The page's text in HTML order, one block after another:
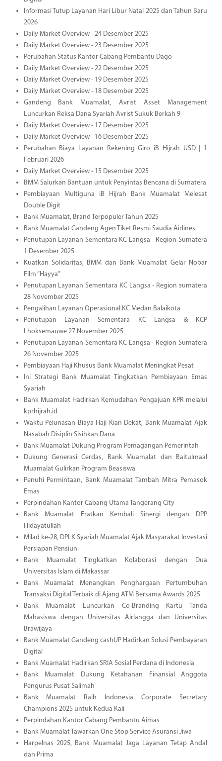
Informasi Tutup Layanan Hari Libur Natal 2025 dan Tahun Baru
2026
Daily Market Overview - 24 Desember 2025
Daily Market Overview - 23 Desember 2025
Perubahan Status Kantor Cabang Pembantu Dago
Daily Market Overview - 22 Desember 2025
Daily Market Overview - 19 Desember 2025
Daily Market Overview - 18 Desember 2025
Gandeng Bank Muamalat, Avrist Asset Management
Luncurkan Reksa Dana Syariah Avrist Sukuk Berkah 9
Daily Market Overview - 17 Desember 2025
Daily Market Overview - 16 Desember 2025
Perubahan Biaya Layanan Rekening Giro iB Hijrah USD | 1
Februari 2026
Daily Market Overview - 15 Desember 2025
BMM Salurkan Bantuan untuk Penyintas Bencana di Sumatera
Pembiayaan Multiguna iB Hijrah Bank Muamalat Melesat
Double Digit
Bank Muamalat, Brand Terpopuler Tahun 2025
Bank Muamalat Gandeng Agen Tiket Resmi Saudia Airlines
Penutupan Layanan Sementara KC Langsa - Region Sumatera
1 Desember 2025
Kuatkan Solidaritas, BMM dan Bank Muamalat Gelar Nobar
Film “Hayya”
Penutupan Layanan Sementara KC Langsa - Region sumatera
28 November 2025
Pengalihan Layanan Operasional KC Medan Balaikota
Penutupan Layanan Sementara KC Langsa & KCP
Lhoksemauwe 27 November 2025
Penutupan Layanan Sementara KC Langsa - Region Sumatera
26 November 2025
Pembiayaan Haji Khusus Bank Muamalat Meningkat Pesat
Ini Strategi Bank Muamalat Tingkatkan Pembiayaan Emas
Syariah
Bank Muamalat Hadirkan Kemudahan Pengajuan KPR melalui
kprhijrah.id
Waktu Pelunasan Biaya Haji Kian Dekat, Bank Muamalat Ajak
Nasabah Disiplin Sisihkan Dana
Bank Muamalat Dukung Program Pemagangan Pemerintah
Dukung Generasi Cerdas, Bank Muamalat dan Baitulmaal
Muamalat Gulirkan Program Beasiswa
Penuhi Permintaan, Bank Muamalat Tambah Mitra Pemasok
Emas
Perpindahan Kantor Cabang Utama Tangerang City
Bank Muamalat Eratkan Kembali Sinergi dengan DPP
Hidayatullah
Milad ke-28, DPLK Syariah Muamalat Ajak Masyarakat Investasi
Persiapan Pensiun
Bank Muamalat Tingkatkan Kolaborasi dengan Dua
Universitas Islam di Makassar
Bank Muamalat Menangkan Penghargaan Pertumbuhan
Transaksi Digital Terbaik di Ajang ATM Bersama Awards 2025
Bank Muamalat Luncurkan Co-Branding Kartu Tanda
Mahasiswa dengan Universitas Airlangga dan Universitas
Brawijaya
Bank Muamalat Gandeng cashUP Hadirkan Solusi Pembayaran
Digital
Bank Muamalat Hadirkan SRIA Sosial Perdana di Indonesia
Bank Muamalat Dukung Ketahanan Finansial Anggota
Pengurus Pusat Salimah
Bank Muamalat Raih Indonesia Corporate Secretary
Champions 2025 untuk Kedua Kali
Perpindahan Kantor Cabang Pembantu Aimas
Bank Muamalat Tawarkan One Stop Service Asuransi Jiwa
Harpelnas 2025, Bank Muamalat Jaga Layanan Tetap Andal
dan Prima